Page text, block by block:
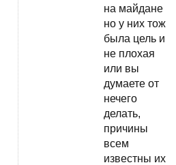
на майдане
но у них тож
была цель и
не плохая
или вы
думаете от
нечего
делать,
причины
всем
известны их